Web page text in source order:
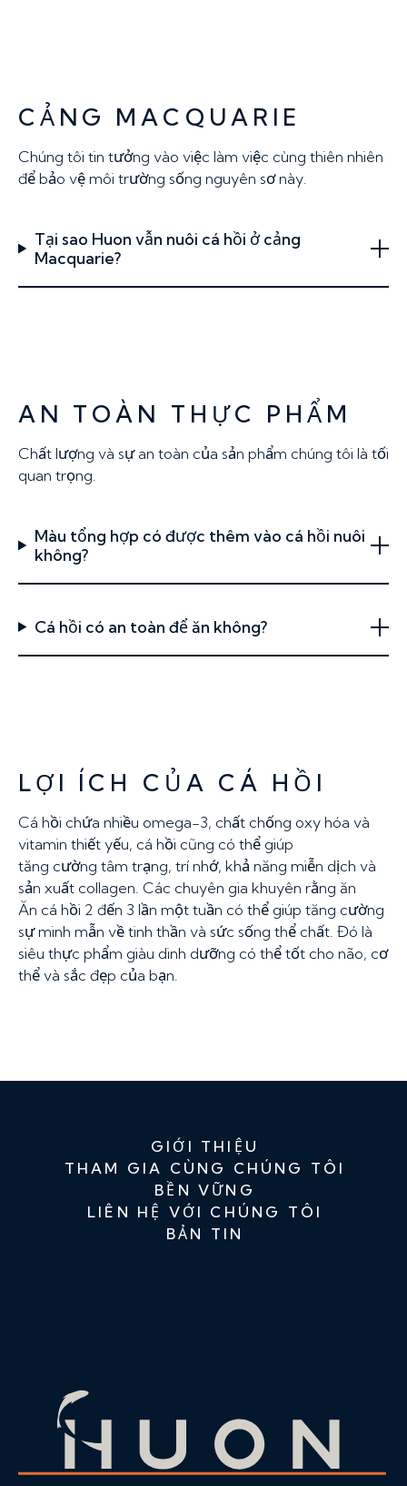
CẢNG MACQUARIE
Chúng tôi tin tưởng vào việc làm việc cùng thiên nhiên
để bảo vệ môi trường sống nguyên sơ này.
Tại sao Huon vẫn nuôi cá hồi ở cảng
Macquarie?
AN TOÀN THỰC PHẨM
Chất lượng và sự an toàn của sản phẩm chúng tôi là tối
quan trọng.
Màu tổng hợp có được thêm vào cá hồi nuôi
không?
Cá hồi có an toàn để ăn không?
LỢI ÍCH CỦA CÁ HỒI
Cá hồi chứa nhiều omega-3, chất chống oxy hóa và
vitamin thiết yếu, cá hồi cũng có thể giúp
tăng cường tâm trạng, trí nhớ, khả năng miễn dịch và
sản xuất collagen. Các chuyên gia khuyên rằng ăn
Ăn cá hồi 2 đến 3 lần một tuần có thể giúp tăng cường
sự minh mẫn về tinh thần và sức sống thể chất. Đó là
siêu thực phẩm giàu dinh dưỡng có thể tốt cho não, cơ
thể và sắc đẹp của bạn.
GIỚI THIỆU
THAM GIA CÙNG CHÚNG TÔI
BỀN VỮNG
LIÊN HỆ VỚI CHÚNG TÔI
BẢN TIN